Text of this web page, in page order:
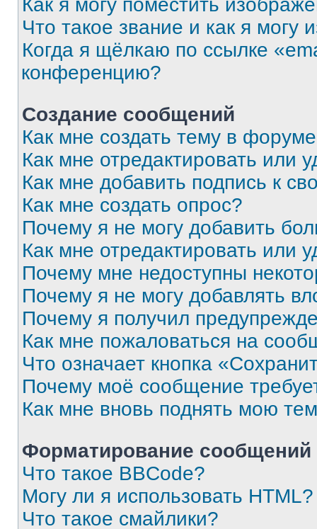
Как я могу поместить
Что такое звание и как я могу
Когда я щёлкаю по ссылке
конференцию?
Создание сообщений
Как мне создать тему в
Как мне отредактировать или
Как мне добавить подпись к
Как мне создать опрос?
Почему я не могу добавить
Как мне отредактировать или
Почему мне недоступны
Почему я не могу добавлять
Почему я получил
Как мне пожаловаться на
Что означает кнопка
Почему моё сообщение
Как мне вновь поднять мою
Форматирование
Что такое BBCode?
Могу ли я использовать HTML?
Что такое смайлики?